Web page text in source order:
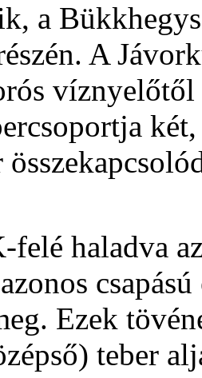
a
A
haladva
Ezek
teber